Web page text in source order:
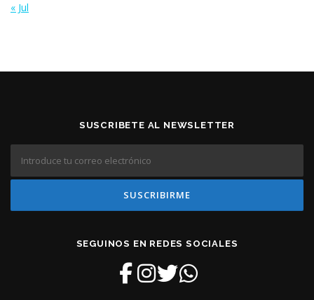
« Jul
SUSCRIBETE AL NEWSLETTER
SEGUINOS EN REDES SOCIALES